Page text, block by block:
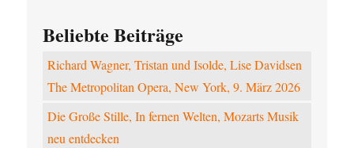
Beliebte Beiträge
Richard Wagner, Tristan und Isolde, Lise Davidsen
The Metropolitan Opera, New York, 9. März 2026
Die Große Stille, In fernen Welten, Mozarts Musik
neu entdecken